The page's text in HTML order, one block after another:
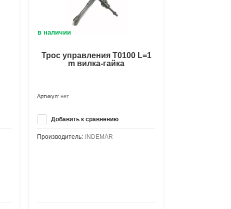
в наличии
Трос управления Т0100 L=1
m вилка-гайка
Артикул: нет
Добавить к сравнению
Производитель: INDEMAR